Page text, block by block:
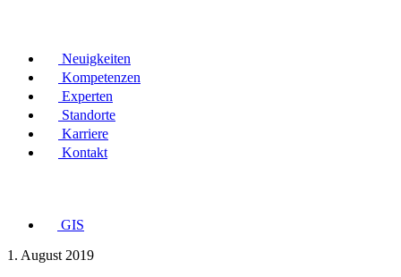
Neuigkeiten
Kompetenzen
Experten
Standorte
Karriere
Kontakt
GIS
1. August 2019